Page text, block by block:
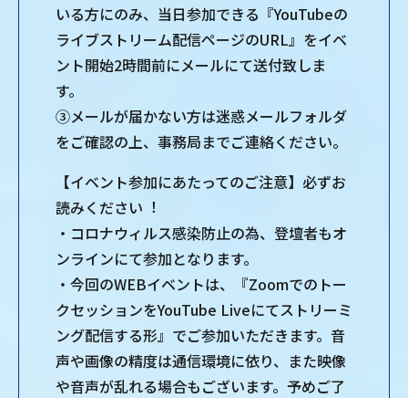
いる⽅にのみ、当⽇参加できる『YouTubeの
ライブストリーム配信ページのURL』をイベ
ント開始2時間前にメールにて送付致しま
す。
③メールが届かない⽅は迷惑メールフォルダ
をご確認の上、事務局までご連絡ください。
【イベント参加にあたってのご注意】必ずお
読みください︕
・コロナウィルス感染防⽌の為、登壇者もオ
ンラインにて参加となります。
・今回のWEBイベントは、『Zoomでのトー
クセッションをYouTube Liveにてストリーミ
ング配信する形』でご参加いただきます。⾳
声や画像の精度は通信環境に依り、また映像
や⾳声が乱れる場合もございます。予めご了